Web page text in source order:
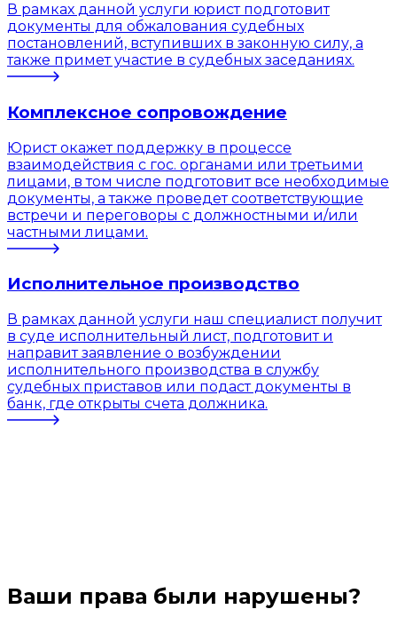
В рамках данной услуги юрист подготовит
документы для обжалования судебных
постановлений, вступивших в законную силу, а
также примет участие в судебных заседаниях.
Комплексное сопровождение
Юрист окажет поддержку в процессе
взаимодействия с гос. органами или третьими
лицами, в том числе подготовит все необходимые
документы, а также проведет соответствующие
встречи и переговоры с должностными и/или
частными лицами.
Исполнительное производство
В рамках данной услуги наш специалист получит
в суде исполнительный лист, подготовит и
направит заявление о возбуждении
исполнительного производства в службу
судебных приставов или подаст документы в
банк, где открыты счета должника.
Ваши права были нарушены?